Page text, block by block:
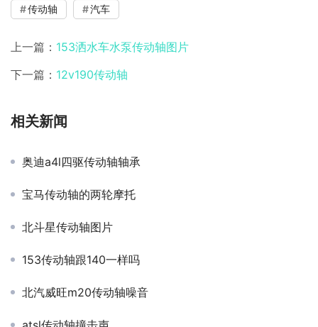
传动轴 汽车
上一篇： 153洒水车水泵传动轴图片
下一篇： 12v190传动轴
相关新闻
奥迪a4l四驱传动轴轴承
宝马传动轴的两轮摩托
北斗星传动轴图片
153传动轴跟140一样吗
北汽威旺m20传动轴噪音